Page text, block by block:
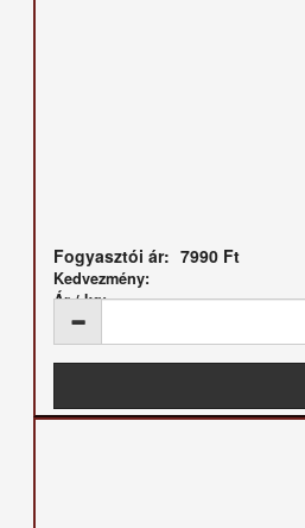
Fogyasztói ár: 7990 Ft
Kedvezmény:
Ár / kg: